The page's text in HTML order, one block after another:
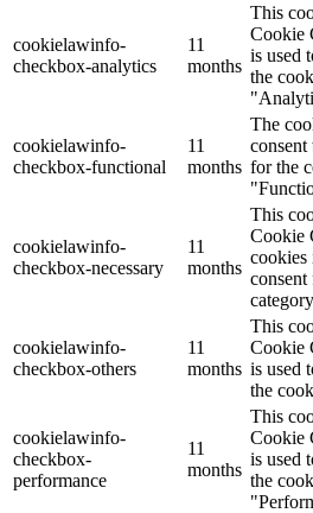
cookielawinfo-
checkbox-analytics
11
months
This
Cookie
is used
the
cookielawinfo-
checkbox-functional
11
months
The
consent
for the
cookielawinfo-
checkbox-necessary
11
months
This
Cookie
cookies
cookielawinfo-
checkbox-others
11
months
This
Cookie
is used
the
cookielawinfo-
checkbox-
performance
11
months
This
Cookie
is used
the